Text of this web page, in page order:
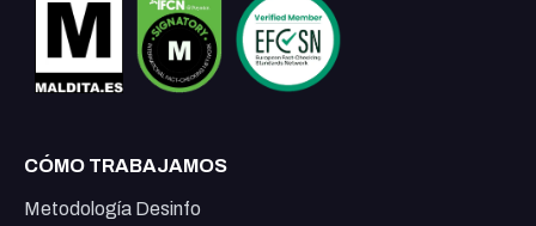
CÓMO TRABAJAMOS
Metodología Desinfo